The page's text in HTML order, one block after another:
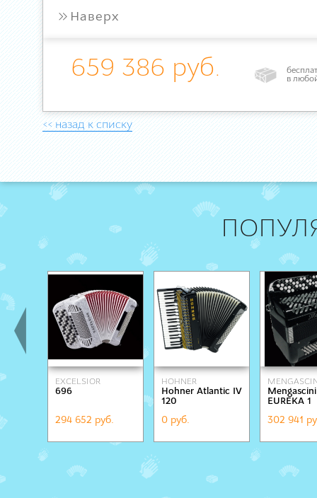
» Наверх
659 386 руб.
в
<< назад к списку
EXCELSIOR
696
294 652 руб.
HOHNER
Hohner Atlantic IV
120
0 руб.
Mengascini
EUREKA 1
302 941